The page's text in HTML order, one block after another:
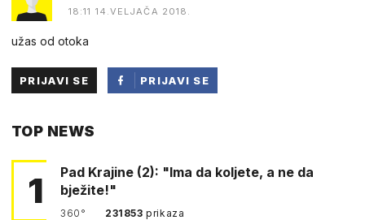
18:11 14.VELJAČA 2018.
užas od otoka
PRIJAVI SE
PRIJAVI SE
TOP NEWS
1
Pad Krajine (2): "Ima da koljete, a ne da
bježite!"
360° 231853prikaza